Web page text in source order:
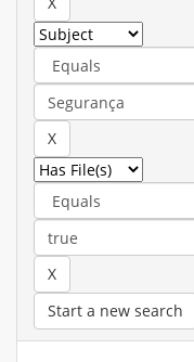
Start a new search